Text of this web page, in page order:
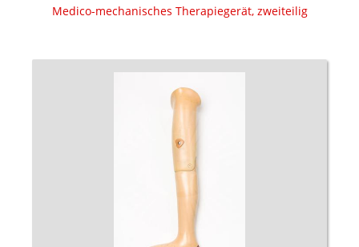
Medico-mechanisches Therapiegerät, zweiteilig